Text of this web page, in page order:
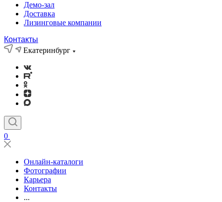
Демо-зал
Доставка
Лизинговые компании
Контакты
Екатеринбург
0
Онлайн-каталоги
Фотографии
Карьера
Контакты
...